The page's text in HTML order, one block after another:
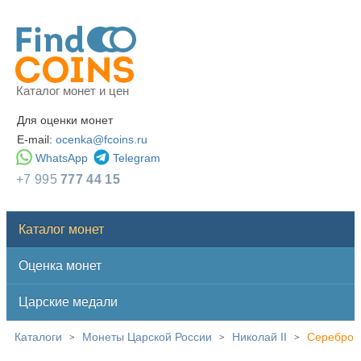
Каталог монет и цен
Для оценки монет
E-mail: ocenka@fcoins.ru
WhatsApp
Telegram
+7 995777 44 15
Каталог монет
Оценка монет
Царские медали
Каталоги > Монеты Царской России > Николай II > Серебро